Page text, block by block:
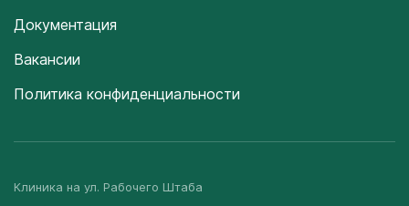
Документация
Вакансии
Политика конфиденциальности
Клиника на ул. Рабочего Штаба